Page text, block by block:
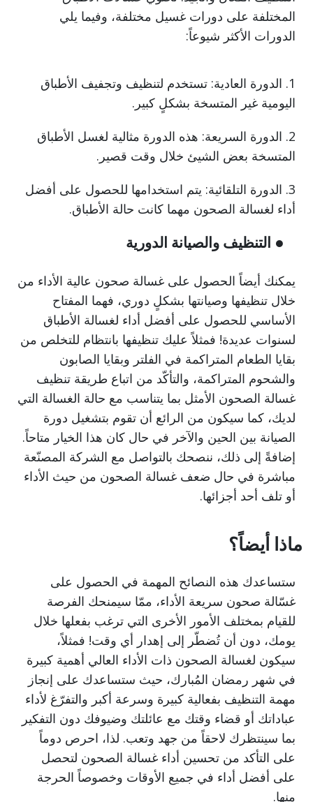
المختلفة على دورات غسيل مختلفة، وفيما يلي
الدورات الأكثر شيوعاً:
1. الدورة العادية: تستخدم لتنظيف وتجفيف الأطباق
اليومية غير المتسخة بشكلٍ كبير.
2. الدورة السريعة: هذه الدورة مثالية لغسل الأطباق
المتسخة بعض الشيئ خلال وقت قصير.
3. الدورة التلقائية: يتم استخدامها للحصول على أفضل
أداء لغسالة الصحون مهما كانت حالة الأطباق.
● التنظيف والصيانة الدورية
يمكنك أيضاً الحصول على غسالة صحون عالية الأداء من
خلال تنظيفها وصيانتها بشكلٍ دوري، فهما المفتاح
الأساسي للحصول على أفضل أداء لغسالة الأطباق
لسنوات عديدة! فمثلاً عليك تنظيفها بانتظام للتخلص من
بقايا الطعام المتراكمة في الفلتر وبقايا الصابون
والشحوم المتراكمة، والتأكّد من اتباع طريقة تنظيف
غسالة الصحون الأمثل بما يتناسب مع حالة الغسالة التي
لديك، كما سيكون من الرائع أن تقوم بتشغيل دورة
الصيانة بين الحين والآخر في حال كان هذا الخيار متاحاً.
إضافةً إلى ذلك، ننصحك بالتواصل مع الشركة المصنّعة
مباشرة في حال ضعف غسالة الصحون من حيث الأداء
أو تلف أحد أجزائها.
ماذا أيضاً؟
ستساعدك هذه النصائح المهمة في الحصول على
غسّالة صحون سريعة الأداء، ممّا سيمنحك الفرصة
للقيام بمختلف الأمور الأخرى التي ترغب بفعلها خلال
يومك، دون أن تُضطّر إلى إهدار أي وقت! فمثلاً،
سيكون لغسالة الصحون ذات الأداء العالي أهمية كبيرة
في شهر رمضان المُبارك، حيث ستساعدك على إنجاز
مهمة التنظيف بفعالية كبيرة وسرعة أكبر والتفرّغ لأداء
عباداتك أو قضاء وقتك مع عائلتك وضيوفك دون التفكير
بما سينتظرك لاحقاً من جهد وتعب. لذا، احرص دوماً
على التأكد من تحسين أداء غسالة الصحون لتحصل
على أفضل أداء في جميع الأوقات وخصوصاً الحرجة
منها.